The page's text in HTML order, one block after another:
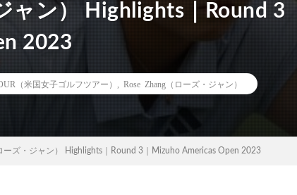
ャン） Highlights｜Round 3
2023
（米国女子ゴルフツアー） Rose Zhang（ローズ・ジャン）
ーズ・ジャン） Highlights｜Round 3｜Mizuho Americas Open 2023